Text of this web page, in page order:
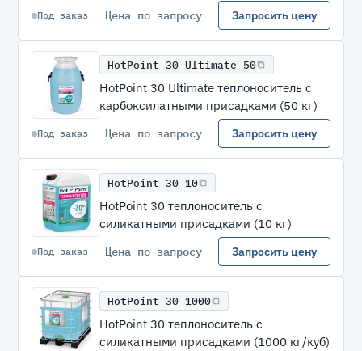
Под заказ Цена по запросу Запросить цену
HotPoint 30 Ultimate-50
HotPoint 30 Ultimate теплоноситель с
карбоксилатными присадками (50 кг)
Под заказ Цена по запросу Запросить цену
HotPoint 30-10
HotPoint 30 теплоноситель с
силикатными присадками (10 кг)
Под заказ Цена по запросу Запросить цену
HotPoint 30-1000
HotPoint 30 теплоноситель с
силикатными присадками (1000 кг/куб)